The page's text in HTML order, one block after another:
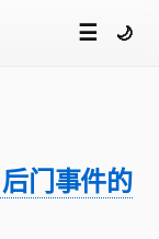
☰ 🌙
门事件的